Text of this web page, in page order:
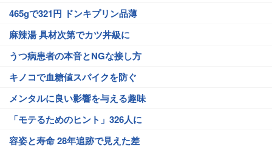
465gで321円 ドンキプリン品薄
麻辣湯 具材次第でカツ丼級に
うつ病患者の本音とNGな接し方
キノコで血糖値スパイクを防ぐ
メンタルに良い影響を与える趣味
「モテるためのヒント」326人に
容姿と寿命 28年追跡で見えた差